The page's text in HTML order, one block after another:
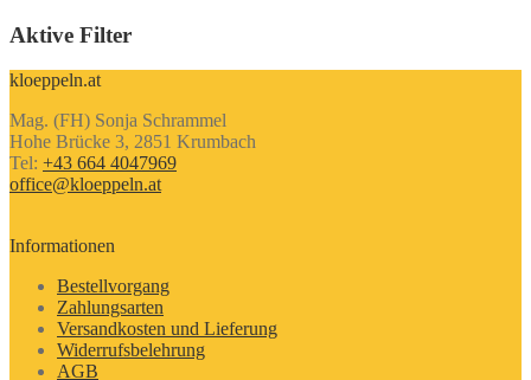
Aktive Filter
kloeppeln.at
Mag. (FH) Sonja Schrammel
Hohe Brücke 3, 2851 Krumbach
Tel: +43 664 4047969
office@kloeppeln.at
Informationen
Bestellvorgang
Zahlungsarten
Versandkosten und Lieferung
Widerrufsbelehrung
AGB